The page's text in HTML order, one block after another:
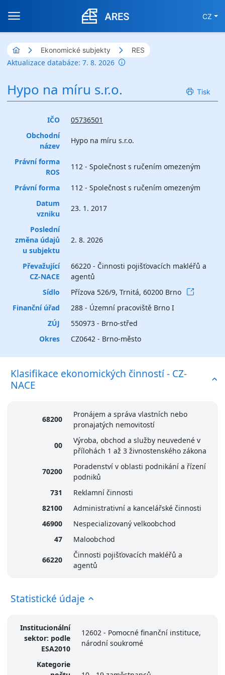
CZ
Ekonomické subjekty RES
Aktualizace databáze: 7. 8. 2026
Hypo na míru s.r.o. Tisk
IČO
05736501
Obchodní
název
Hypo na míru s.r.o.
Právní forma
ROS
112 - Společnost s ručením omezeným
Právní forma
112 - Společnost s ručením omezeným
Datum
vzniku
23. 1. 2017
Poslední
změna údajů
u subjektu
2. 8. 2026
Převažující
CZ-NACE
66220 - Činnosti pojišťovacích makléřů a
agentů
Sídlo
Přízova 526/9, Trnitá, 60200 Brno
Finanční úřad
288 - Územní pracoviště Brno I
ZÚJ
550973 - Brno-střed
Okres
CZ0642 - Brno-město
Klasifikace ekonomických činností - CZ-
NACE
68200
Pronájem a správa vlastních nebo
pronajatých nemovitostí
00
Výroba, obchod a služby neuvedené v
přílohách 1 až 3 živnostenského zákona
70200
Poradenství v oblasti podnikání a řízení
podniků
731
Reklamní činnosti
82100
Administrativní a kancelářské činnosti
46900
Nespecializovaný velkoobchod
47
Maloobchod
66220
Činnosti pojišťovacích makléřů a
agentů
Statistické údaje
Institucionální
sektor: podle
ESA2010
12602 - Pomocné finanční instituce,
národní soukromé
Kategorie